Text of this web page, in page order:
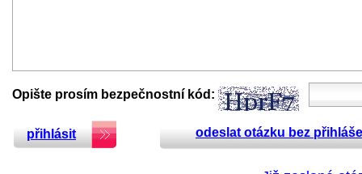
Opište prosím bezpečnostní kód:
přihlásit odeslat otázku bez